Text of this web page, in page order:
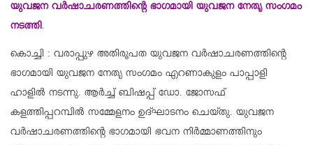
യുവജന വർഷാചരണത്തിന്റെ ഭാഗമായി യുവജന നേതൃ സംഗമം
നടത്തി.
കൊച്ചി : വരാപ്പുഴ അതിരൂപത യുവജന വർഷാചരണത്തിന്റെ
ഭാഗമായി യുവജന നേതൃ സംഗമം എറണാകുളം പാപ്പാളി
ഹാളിൽ നടന്നു. ആർച്ച് ബിഷപ്പ് ഡോ. ജോസഫ്
കളത്തിപ്പറമ്പിൽ സമ്മേളനം ഉദ്ഘാടനം ചെയ്തു. യുവജന
വർഷാചരണത്തിന്റെ ഭാഗമായി ഭവന നിർമ്മാണത്തിനും